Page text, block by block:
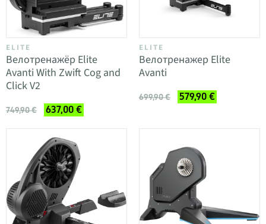
ELITE
Велотренажёр Elite
Avanti With Zwift Cog and
Click V2
749,90 € 637,00 €
ELITE
Велотренажер Elite
Avanti
699,90 € 579,90 €